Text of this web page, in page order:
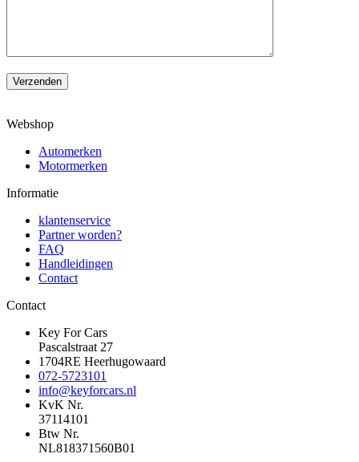
Verzenden
Webshop
Automerken
Motormerken
Informatie
klantenservice
Partner worden?
FAQ
Handleidingen
Contact
Contact
Key For Cars
Pascalstraat 27
1704RE Heerhugowaard
072-5723101
info@keyforcars.nl
KvK Nr.
37114101
Btw Nr.
NL818371560B01